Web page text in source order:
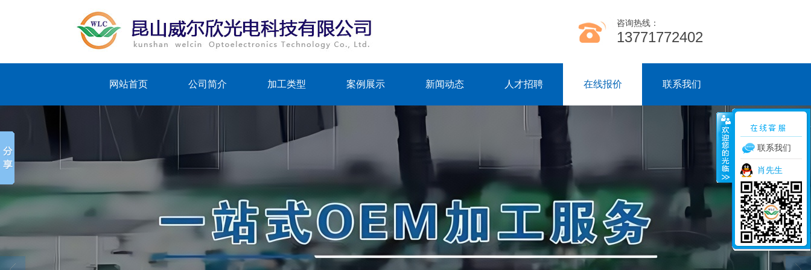
咨询热线：
13771772402
网站首页 公司简介 加工类型 案例展示 新闻动态 人才招聘 在线报价 联系我们
联系我们
肖先生